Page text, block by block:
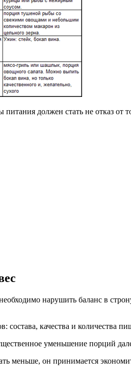
должен стать не отказ
нарушить баланс в
состава, качества и
уменьшение порций
меньше, он принимается